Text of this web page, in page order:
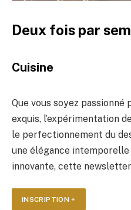
Deux fois par
Cuisine
Que vous soyez passionné
exquis, l’expérimentation
le perfectionnement du
une élégance
innovante, cette
INSCRIPTION +